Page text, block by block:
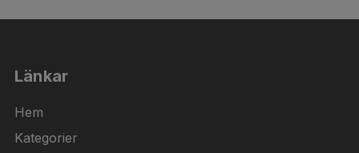
Länkar
Hem
Kategorier